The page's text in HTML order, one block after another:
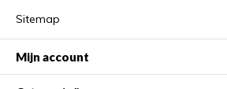
Sitemap
Mijn account